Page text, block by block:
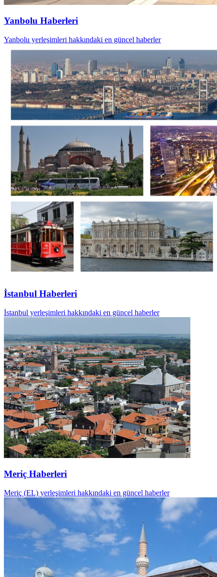
Yanbolu Haberleri
Yanbolu yerleşimleri hakkındaki en güncel haberler
İstanbul Haberleri
İstanbul yerleşimleri hakkındaki en güncel haberler
Meriç Haberleri
Meriç (EL) yerleşimleri hakkındaki en güncel haberler